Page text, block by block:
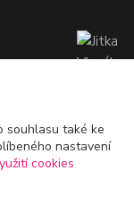
souhlasu také ke
nastavení
cookies